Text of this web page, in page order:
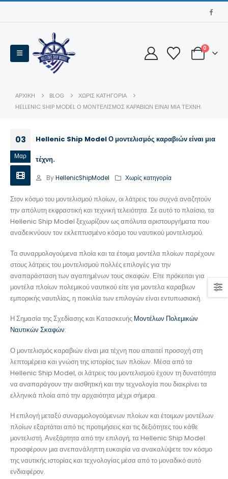
0
ΑΡΧΙΚΉ BLOG
ΧΩΡΊΣ ΚΑΤΗΓΟΡΊΑ
HELLENIC SHIP MODEL Ο ΜΟΝΤΕΛΙΣΜΌΣ ΚΑΡΑΒΙΏΝ ΕΊΝΑΙ ΜΙΑ ΤΈΧΝΗ.
03
Μαρ
Hellenic Ship Model Ο μοντελισμός καραβιών είναι μια
τέχνη.
By HellenicShipModel Χωρίς κατηγορία
Στον κόσμο του μοντελισμού πλοίων, οι λάτρεις του συχνά αναζητούν
την απόλυτη εκφραστική και τεχνική τελειότητα. Σε αυτό το πλαίσιο, τα
Hellenic Ship Model ξεχωρίζουν ως απόλυτα αριστουργήματα που
αναδεικνύουν τον εκλεπτυσμένο κόσμο του ναυτικού μοντελισμού.
Τα συναρμολογούμενα πλοία και τα έτοιμα μοντέλα πλοίων παρέχουν
στους λάτρεις του μοντελισμού πολλές επιλογές για την
αναπαράσταση των αγαπημένων τους σκαφών. Είτε πρόκειται για
μοντέλα πλοίων πολεμικού ναυτικού είτε για μοντελα καραβιων
εμπορικής ναυτιλίας, η ποικιλία των επιλογών είναι εντυπωσιακή.
Η Σημασία της Σχεδίασης και Κατασκευής Μοντέλων Πολεμικών
Ναυτικών Σκαφών:
Ο μοντελισμός καραβιών είναι μια τέχνη που απαιτεί προσοχή στη
λεπτομέρεια και γνώση της ιστορίας των πλοίων. Μέσα από τα
Hellenic Ship Model, οι λάτρεις του μοντελισμού έχουν τη δυνατότητα
να αναπαράγουν την αισθητική και την τεχνολογία που διακρίνει τα
ελληνικά πλοία από την αρχαιότητα μέχρι σήμερα.
Η επιλογή μεταξύ συναρμολογούμενων πλοίων και έτοιμων μοντέλων
πλοίων εξαρτάται από τις προτιμήσεις και τις δεξιότητες του κάθε
μοντελιστή. Ανεξάρτητα από την επιλογή, τα Hellenic Ship Model
προσφέρουν μια ανεπανάληπτη ευκαιρία να ανακαλύψετε τον κόσμο
της ναυτικής ιστορίας και τεχνολογίας μέσα από το μοναδικό αυτό
ενδιαφέρον.